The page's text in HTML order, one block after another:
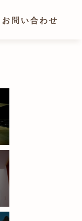
お問い合わせ